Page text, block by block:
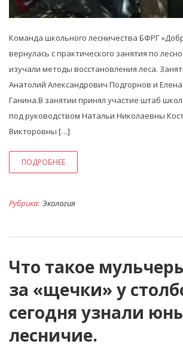
Команда школьного лесничества БФРГ
вернулась с практического занятия по
изучали методы восстановления леса.
Анатолий Александрович Подгорнов и
Ганина.В занятии принял участие штаб
под руководством Натальи Николаевны
Викторовны […]
ПОДРОБНЕЕ
Рубрика: Экология
Что такое
за «щечки» у
сегодня узнали
лесничие.